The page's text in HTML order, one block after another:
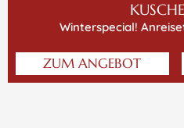
Winterspecial!
ZUM ANGEBOT